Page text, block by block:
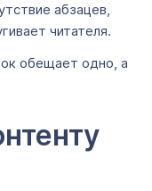
абзацев,
читателя.
обещает одно, а